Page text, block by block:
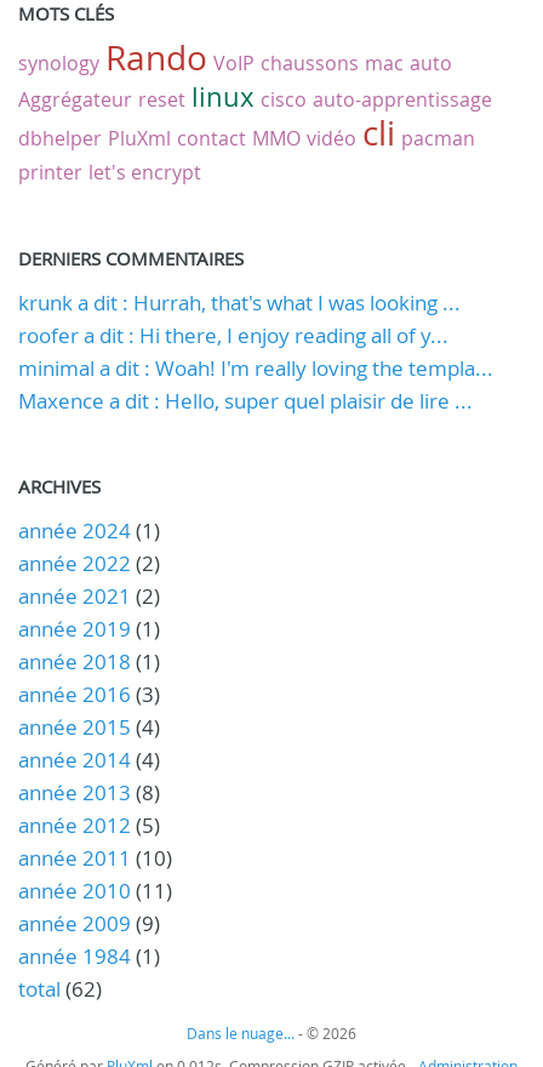
MOTS CLÉS
synology Rando VoIP chaussons mac auto
Aggrégateur reset linux cisco auto-apprentissage
dbhelper PluXml contact MMO vidéo cli pacman
printer let's encrypt
DERNIERS COMMENTAIRES
krunk a dit : Hurrah, that's what I was looking ...
roofer a dit : Hi there, I enjoy reading all of y...
minimal a dit : Woah! I'm really loving the templa...
Maxence a dit : Hello, super quel plaisir de lire ...
ARCHIVES
année 2024(1)
année 2022 (2)
année 2021 (2)
année 2019 (1)
année 2018 (1)
année 2016 (3)
année 2015 (4)
année 2014(4)
année 2013 (8)
année 2012 (5)
année 2011 (10)
année 2010 (11)
année 2009 (9)
année 1984(1)
total (62)
Dans le nuage...- © 2026